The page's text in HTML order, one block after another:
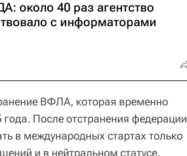
около 40 раз агентство
с информаторами
ВФЛА, которая временно
После отстранения федерации
в международных стартах только
и в нейтральном статусе.